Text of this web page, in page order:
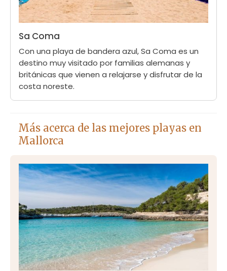
Sa Coma
Con una playa de bandera azul, Sa Coma es un
destino muy visitado por familias alemanas y
británicas que vienen a relajarse y disfrutar de la
costa noreste.
Más acerca de las mejores playas en
Mallorca